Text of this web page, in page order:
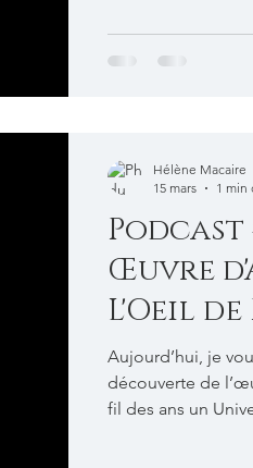
réflexions
invitent à devenir
Podcast
Œuvre
L'Oeil
Aujourd’hui, je
découverte de
fil des ans un
Hélène Macaire
15 mars
1 min